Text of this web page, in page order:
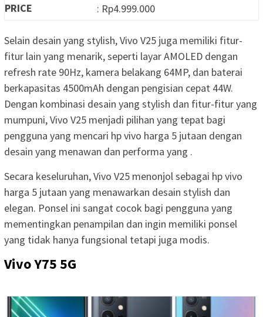
PRICE
: Rp4.999.000
Selain desain yang stylish, Vivo V25 juga memiliki fitur-
fitur lain yang menarik, seperti layar AMOLED dengan
refresh rate 90Hz, kamera belakang 64MP, dan baterai
berkapasitas 4500mAh dengan pengisian cepat 44W.
Dengan kombinasi desain yang stylish dan fitur-fitur yang
mumpuni, Vivo V25 menjadi pilihan yang tepat bagi
pengguna yang mencari hp vivo harga 5 jutaan dengan
desain yang menawan dan performa yang .
Secara keseluruhan, Vivo V25 menonjol sebagai hp vivo
harga 5 jutaan yang menawarkan desain stylish dan
elegan. Ponsel ini sangat cocok bagi pengguna yang
mementingkan penampilan dan ingin memiliki ponsel
yang tidak hanya fungsional tetapi juga modis.
Vivo Y75 5G